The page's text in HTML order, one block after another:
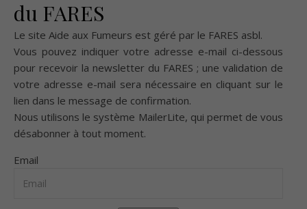
du FARES
Le site Aide aux Fumeurs est géré par le FARES asbl.
Vous pouvez indiquer votre adresse e-mail ci-dessous
pour recevoir la newsletter du FARES ; une validation de
votre adresse e-mail sera nécessaire en cliquant sur le
lien dans le message de confirmation.
Nous utilisons le système MailerLite, qui permet de vous
désabonner à tout moment.
Email